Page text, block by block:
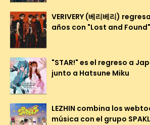
VERIVERY (베리베리)
años con "Lost and Found"
"STAR!" es el regreso a
junto a Hatsune Miku
LEZHIN combina los
música con el grupo